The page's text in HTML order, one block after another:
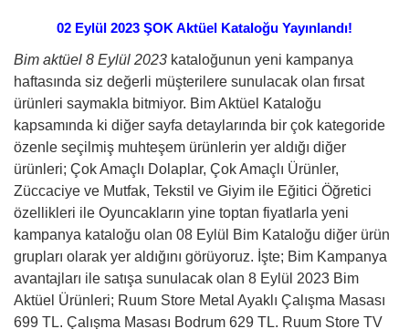
02 Eylül 2023 ŞOK Aktüel Kataloğu Yayınlandı!
Bim aktüel 8 Eylül 2023 kataloğunun yeni kampanya
haftasında siz değerli müşterilere sunulacak olan fırsat
ürünleri saymakla bitmiyor. Bim Aktüel Kataloğu
kapsamında ki diğer sayfa detaylarında bir çok kategoride
özenle seçilmiş muhteşem ürünlerin yer aldığı diğer
ürünleri; Çok Amaçlı Dolaplar, Çok Amaçlı Ürünler,
Züccaciye ve Mutfak, Tekstil ve Giyim ile Eğitici Öğretici
özellikleri ile Oyuncakların yine toptan fiyatlarla yeni
kampanya kataloğu olan 08 Eylül Bim Kataloğu diğer ürün
grupları olarak yer aldığını görüyoruz. İşte; Bim Kampanya
avantajları ile satışa sunulacak olan 8 Eylül 2023 Bim
Aktüel Ürünleri; Ruum Store Metal Ayaklı Çalışma Masası
699 TL. Çalışma Masası Bodrum 629 TL. Ruum Store TV